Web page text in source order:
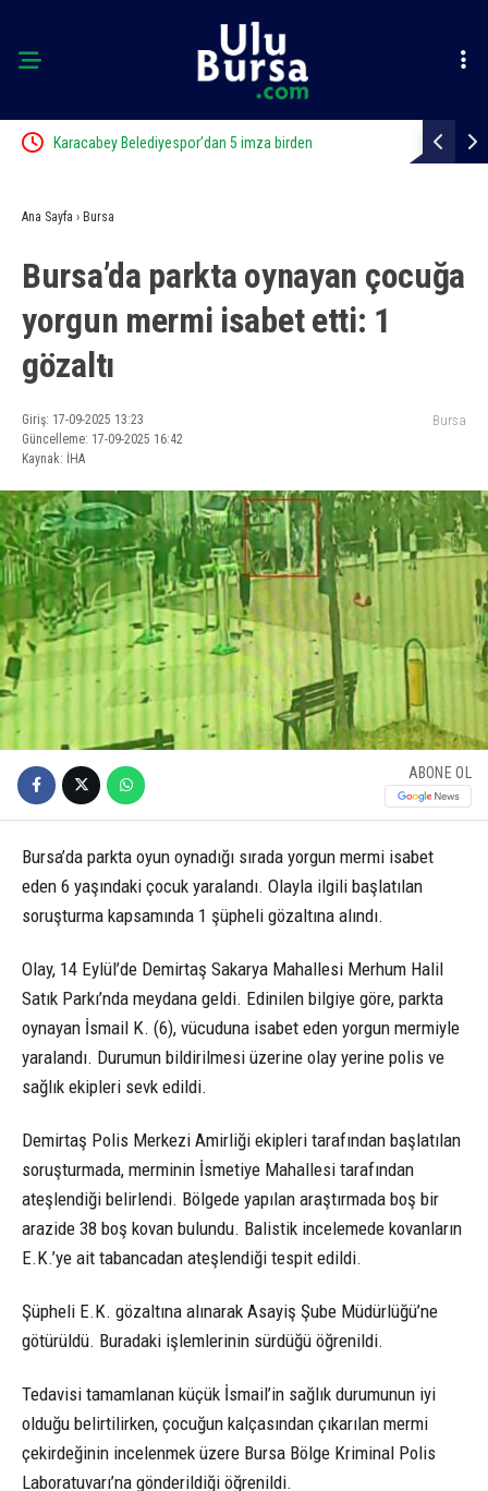
Karacabey Belediyespor’dan 5 imza birden
Ana Sayfa › Bursa
Bursa’da parkta oynayan çocuğa
yorgun mermi isabet etti: 1
gözaltı
Giriş: 17-09-2025 13:23
Güncelleme: 17-09-2025 16:42
Kaynak: İHA
Bursa
ABONE OL
Bursa’da parkta oyun oynadığı sırada yorgun mermi isabet
eden 6 yaşındaki çocuk yaralandı. Olayla ilgili başlatılan
soruşturma kapsamında 1 şüpheli gözaltına alındı.
Olay, 14 Eylül’de Demirtaş Sakarya Mahallesi Merhum Halil
Satık Parkı’nda meydana geldi. Edinilen bilgiye göre, parkta
oynayan İsmail K. (6), vücuduna isabet eden yorgun mermiyle
yaralandı. Durumun bildirilmesi üzerine olay yerine polis ve
sağlık ekipleri sevk edildi.
Demirtaş Polis Merkezi Amirliği ekipleri tarafından başlatılan
soruşturmada, merminin İsmetiye Mahallesi tarafından
ateşlendiği belirlendi. Bölgede yapılan araştırmada boş bir
arazide 38 boş kovan bulundu. Balistik incelemede kovanların
E.K.’ye ait tabancadan ateşlendiği tespit edildi.
Şüpheli E.K. gözaltına alınarak Asayiş Şube Müdürlüğü’ne
götürüldü. Buradaki işlemlerinin sürdüğü öğrenildi.
Tedavisi tamamlanan küçük İsmail’in sağlık durumunun iyi
olduğu belirtilirken, çocuğun kalçasından çıkarılan mermi
çekirdeğinin incelenmek üzere Bursa Bölge Kriminal Polis
Laboratuvarı’na gönderildiği öğrenildi.